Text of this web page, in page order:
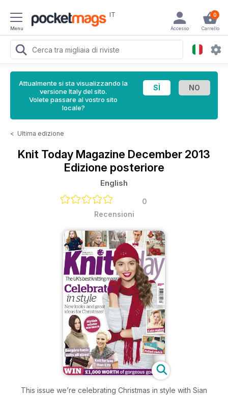
Menu
IT 0
Carrello
Accesso
Attualmente si sta visualizzando la
versione Italy del sito.
Volete passare al vostro sito
locale?
< Ultima edizione
Knit Today Magazine December 2013
Edizione posteriore
English
0
Recensioni
This issue we’re celebrating Christmas in style with Sian